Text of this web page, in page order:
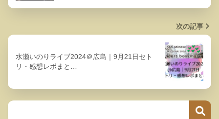
次の記事
水瀬いのりライブ2024＠広島｜9月21日セト
リ・感想レポまと…